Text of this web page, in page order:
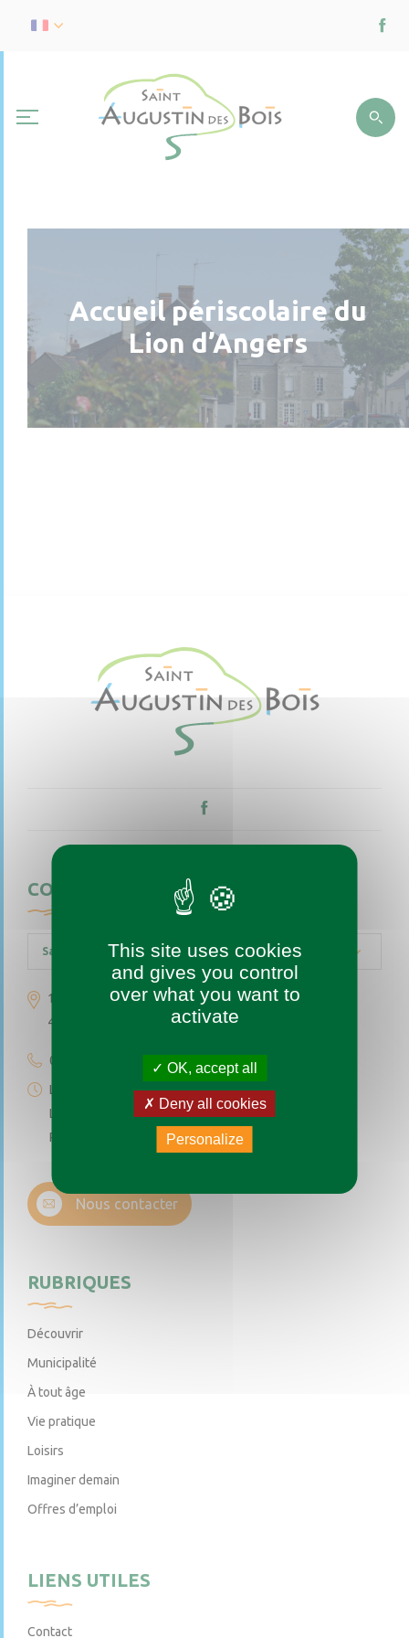
Accueil périscolaire du
Lion d’Angers
CONTACTEZ-NOUS
Saint-Augustin-des-Bois
1 place de l’église
49170 Saint-Augustin-des-Bois
02 41 77 04 49
Lundi au vendredi de 9h à 12h
Le premier et troisième samedi du mois de 9h à 12h
Permanence téléphonique de 14h à 17h (sauf samedi)
Nous contacter
RUBRIQUES
Découvrir
Municipalité
À tout âge
Vie pratique
Loisirs
Imaginer demain
Offres d’emploi
LIENS UTILES
Contact
This site uses cookies
and gives you control
over what you want to
activate
OK, accept all
Deny all cookies
Personalize